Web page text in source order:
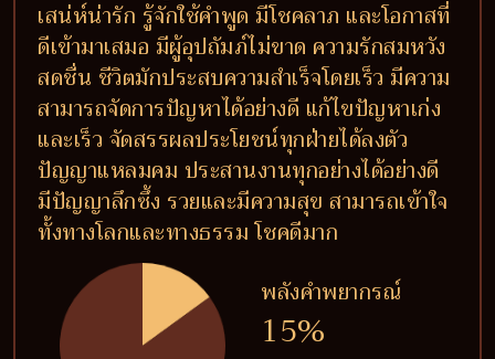
เสน่ห์น่ารัก รู้จักใช้คำพูด มีโชคลาภ และโอกาสที่
ดีเข้ามาเสมอ มีผู้อุปถัมภ์ไม่ขาด ความรักสมหวัง
สดชื่น ชีวิตมักประสบความสำเร็จโดยเร็ว มีความ
สามารถจัดการปัญหาได้อย่างดี แก้ไขปัญหาเก่ง
และเร็ว จัดสรรผลประโยชน์ทุกฝ่ายได้ลงตัว
ปัญญาแหลมคม ประสานงานทุกอย่างได้อย่างดี
มีปัญญาลึกซึ้ง รวยและมีความสุข สามารถเข้าใจ
ทั้งทางโลกและทางธรรม โชคดีมาก
พลังคำพยากรณ์
15%